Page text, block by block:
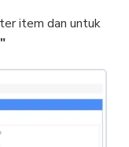
item dan untuk